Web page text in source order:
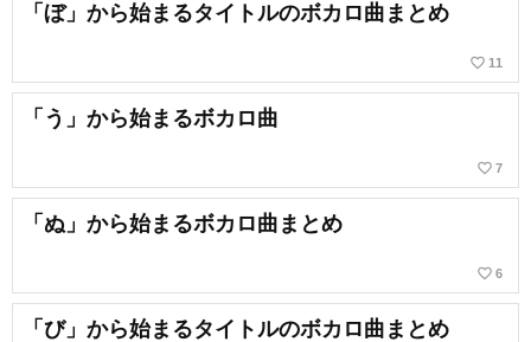
「ぼ」から始まるタイトルのボカロ曲まとめ
favorite_border 11
「う」から始まるボカロ曲
favorite_border 7
「ぬ」から始まるボカロ曲まとめ
favorite_border 6
「び」から始まるタイトルのボカロ曲まとめ